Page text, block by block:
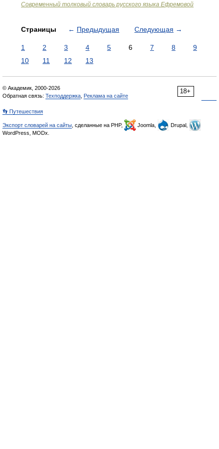
Современный толковый словарь русского языка Ефремовой
Страницы ← Предыдущая Следующая →
1 2 3 4 5 6 7 8
9
10
11 12 13
18+
© Академик, 2000-2026
Обратная связь: Техподдержка Реклама на сайте
👣 Путешествия
Экспорт словарей на сайты , сделанные на PHP, Joomla,
Drupal,
WordPress, MODx.